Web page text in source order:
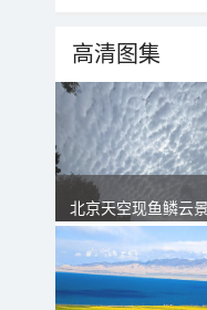
高清图集
北京天空现鱼鳞云